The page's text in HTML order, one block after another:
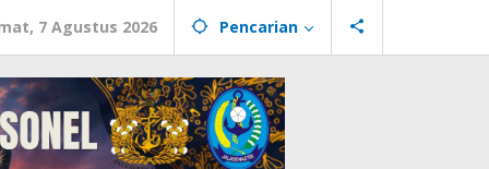
7 Agustus 2026 Pencarian